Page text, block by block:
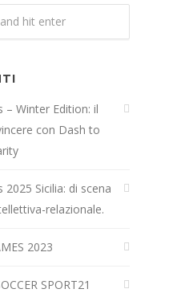
– Winter Edition: il
con Dash to
2025 Sicilia: di scena
relazionale.
2023
SPORT21